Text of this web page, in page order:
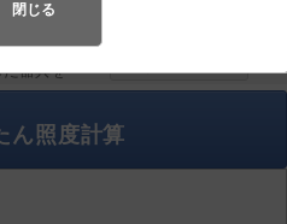
ェック
た器具を
ん照度計算
閉じる